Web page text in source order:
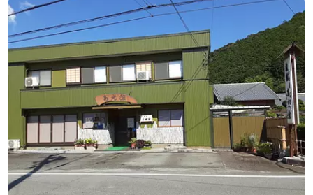
の滞在が可能です。落ち...